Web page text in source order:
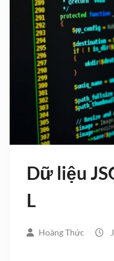
Dữ liệu
L
Hoàng Thức